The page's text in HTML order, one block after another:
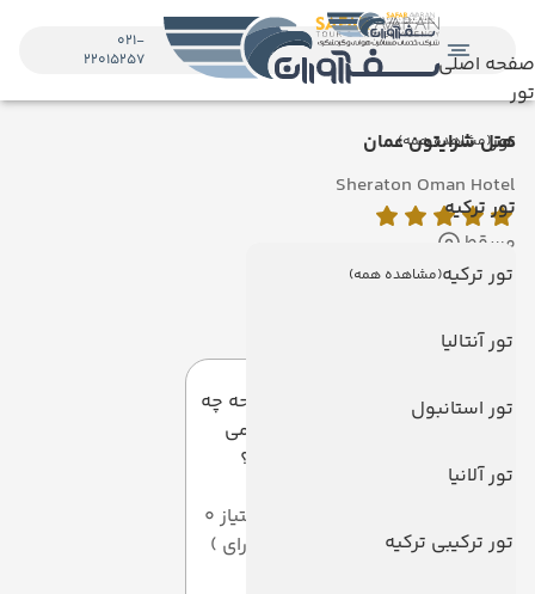
صفحه اصلی
تور
تور(مشاهده همه)
تور ترکیه
تور ترکیه(مشاهده همه)
تور آنتالیا
تور استانبول
تور آلانیا
تور ترکیبی ترکیه
021-
22015257
هتل شرایتون عمان
Sheraton Oman Hotel
مسقط
نمایش روی نقشه
دیدگاه کاربران
به این صفحه چه
امتیازی می
دهید؟
میانگین امتیاز 0